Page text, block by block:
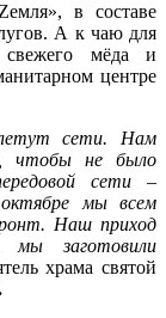
в составе
А к чаю для
свежего мёда и
центре
сети. Нам
чтобы не было
сети –
мы всем
Наш приход
мы заготовили
храма святой